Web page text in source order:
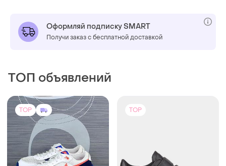
Оформляй подписку SMART
Получи заказ с бесплатной доставкой
ТОП объявлений
TOP TOP